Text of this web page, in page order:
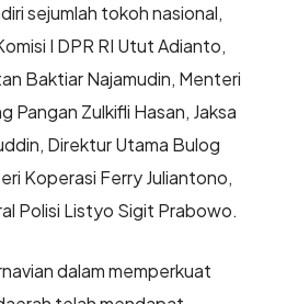
sejumlah tokoh nasional,
I DPR RI Utut Adianto,
Baktiar Najamudin, Menteri
Pangan Zulkifli Hasan, Jaksa
Direktur Utama Bulog
Koperasi Ferry Juliantono,
Polisi Listyo Sigit Prabowo.
dalam memperkuat